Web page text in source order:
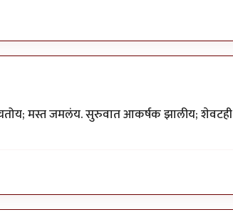
मस्त जमलंय. सुरुवात आकर्षक झालीय; शेवटही